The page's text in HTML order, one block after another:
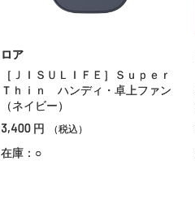
ロア
［ＪＩＳＵＬＩＦＥ］Ｓｕｐｅｒ
Ｔｈｉｎ ハンディ・卓上ファン
（ネイビー）
3,400 円 （税込）
在庫：○